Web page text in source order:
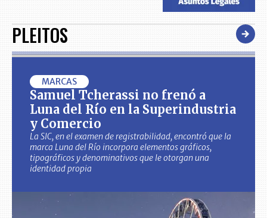
PLEITOS
MARCAS
Samuel Tcherassi no frenó a
Luna del Río en la Superindustria
y Comercio
La SIC, en el examen de registrabilidad, encontró que la
marca Luna del Río incorpora elementos gráficos,
tipográficos y denominativos que le otorgan una
identidad propia